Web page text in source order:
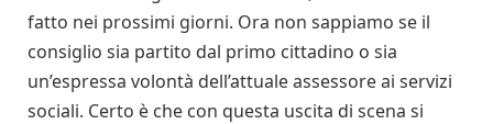
fatto nei prossimi giorni. Ora non sappiamo se il
consiglio sia partito dal primo cittadino o sia
un’espressa volontà dell’attuale assessore ai servizi
sociali. Certo è che con questa uscita di scena si